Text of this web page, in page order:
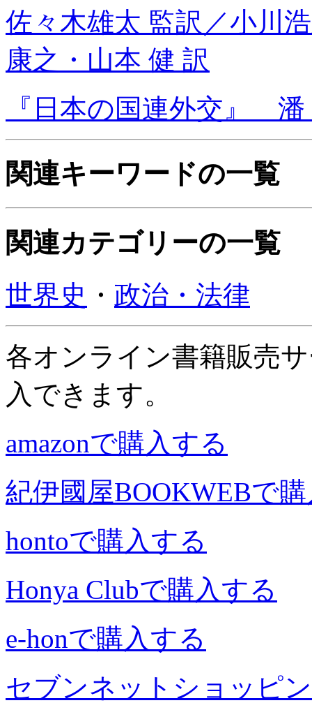
佐々木雄太 監訳／小川
康之・山本 健 訳
『日本の国連外交』 潘
関連キーワードの一覧
関連カテゴリーの一覧
世界史 ・ 政治・法律
各オンライン書籍販売
入できます。
amazonで購入する
紀伊國屋BOOKWEBで
hontoで購入する
Honya Clubで購入する
e-honで購入する
セブンネットショッピ